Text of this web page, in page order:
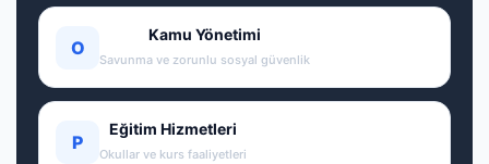
O
Kamu Yönetimi
Savunma ve zorunlu sosyal güvenlik
P
Eğitim Hizmetleri
Okullar ve kurs faaliyetleri